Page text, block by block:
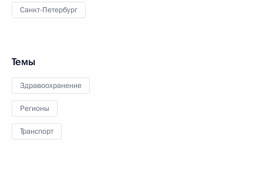
Санкт-Петербург
Темы
Здравоохранение
Регионы
Транспорт